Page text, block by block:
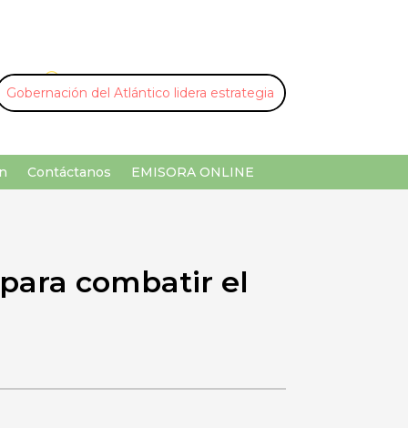
U ¡Buscar por palabra clave!
Contáctanos EMISORA ONLINE
combatir el